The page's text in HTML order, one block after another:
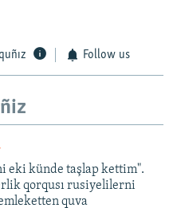
Follow us
eki künde taşlap kettim".
qorqusı rusiyelilerni
quva